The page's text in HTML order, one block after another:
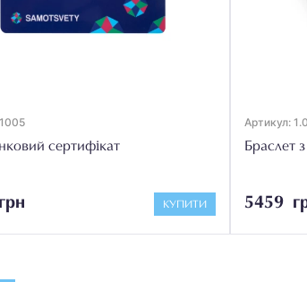
сертифікат
КУПИТИ
Артикул:
Браслет
5459